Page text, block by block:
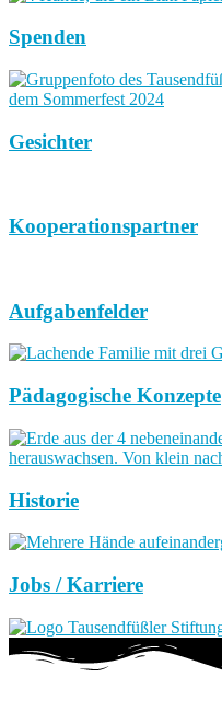
Spenden
Gesichter
Kooperationspartner
Aufgabenfelder
Pädagogische Konzepte
Historie
Jobs / Karriere